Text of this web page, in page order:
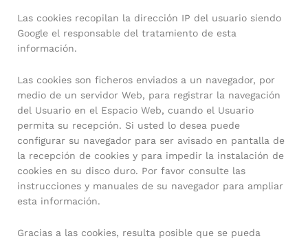
Las cookies recopilan la dirección IP del usuario siendo
Google el responsable del tratamiento de esta
información.
Las cookies son ficheros enviados a un navegador, por
medio de un servidor Web, para registrar la navegación
del Usuario en el Espacio Web, cuando el Usuario
permita su recepción. Si usted lo desea puede
configurar su navegador para ser avisado en pantalla de
la recepción de cookies y para impedir la instalación de
cookies en su disco duro. Por favor consulte las
instrucciones y manuales de su navegador para ampliar
esta información.
Gracias a las cookies, resulta posible que se pueda